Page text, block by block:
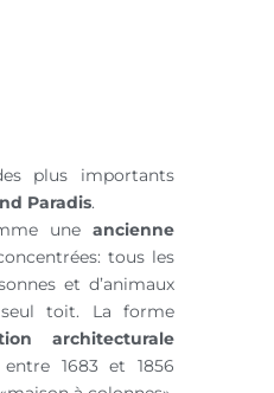
plus importants
Paradis.
une ancienne
tous les
et d’animaux
toit. La forme
architecturale
1683 et 1856